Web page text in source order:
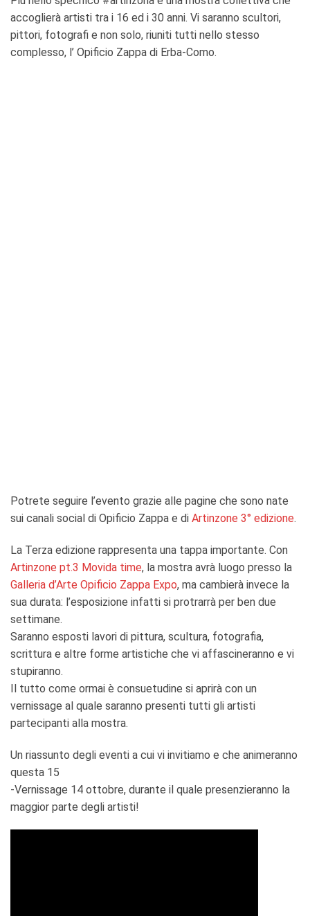
accoglierà artisti tra i 16 ed i 30 anni. Vi saranno scultori,
pittori, fotografi e non solo, riuniti tutti nello stesso
complesso, l’ Opificio Zappa di Erba-Como.
Potrete seguire l’evento grazie alle pagine che sono nate
sui canali social di Opificio Zappa e di Artinzone 3° edizione.
La Terza edizione rappresenta una tappa importante. Con
Artinzone pt.3 Movida time, la mostra avrà luogo presso la
Galleria d’Arte Opificio Zappa Expo, ma cambierà invece la
sua durata: l’esposizione infatti si protrarrà per ben due
settimane.
Saranno esposti lavori di pittura, scultura, fotografia,
scrittura e altre forme artistiche che vi affascineranno e vi
stupiranno.
Il tutto come ormai è consuetudine si aprirà con un
vernissage al quale saranno presenti tutti gli artisti
partecipanti alla mostra.
Un riassunto degli eventi a cui vi invitiamo e che animeranno
questa 15
-Vernissage 14 ottobre, durante il quale presenzieranno la
maggior parte degli artisti!